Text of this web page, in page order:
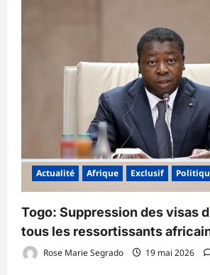
Actualité Afrique Exclusif
Togo: Suppression des visas
tous les ressortissants
Rose Marie Segrado 19 mai 2026